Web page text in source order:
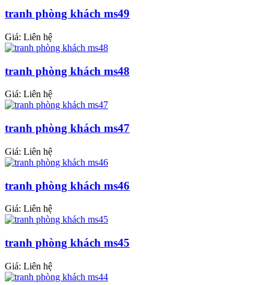
tranh phòng khách ms49
Giá: Liên hệ
tranh phòng khách ms48
Giá: Liên hệ
tranh phòng khách ms47
Giá: Liên hệ
tranh phòng khách ms46
Giá: Liên hệ
tranh phòng khách ms45
Giá: Liên hệ